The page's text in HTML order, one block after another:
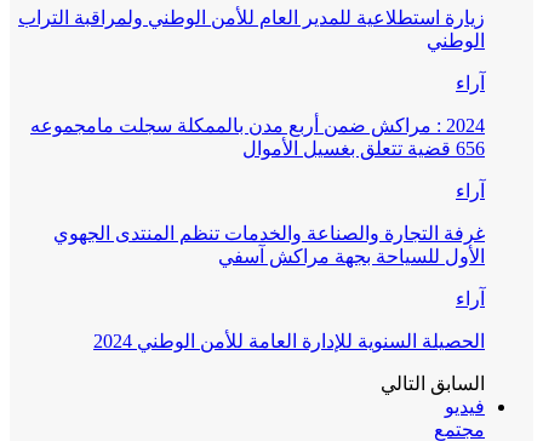
زيارة استطلاعية للمدير العام للأمن الوطني ولمراقبة التراب
الوطني
آراء
2024 : مراكش ضمن أربع مدن بالممكلة سجلت مامجموعه
656 قضية تتعلق بغسيل الأموال
آراء
غرفة التجارة والصناعة والخدمات تنظم المنتدى الجهوي
الأول للسياحة بجهة مراكش آسفي
آراء
الحصيلة السنوية للإدارة العامة للأمن الوطني 2024
السابق التالي
فيديو
مجتمع